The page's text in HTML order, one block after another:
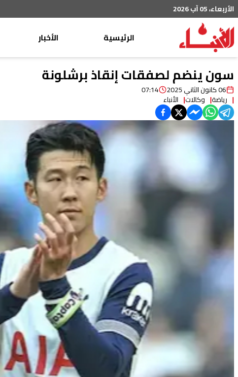
الأربعاء، 05 آب 2026
الرئيسية
الأخبار
محليات
عربي دولي
خاص
رياضة
من لبنان
ثقافة ومجتمع
منوعات
سون ينضم لصفقات إنقاذ برشلونة
06 كانون الثاني 2025 07:14
رياضة وكالات الأنباء